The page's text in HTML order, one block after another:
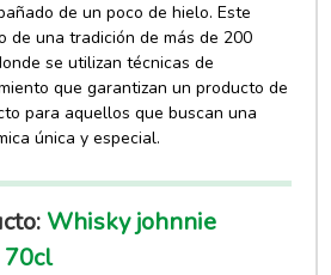
de un poco de hielo. Este
de una tradición de más de 200
se utilizan técnicas de
que garantizan un producto de
para aquellos que buscan una
única y especial.
Whisky johnnie
70cl